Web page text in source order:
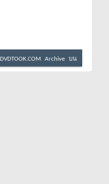
DVDTOOK.COM Archive บน